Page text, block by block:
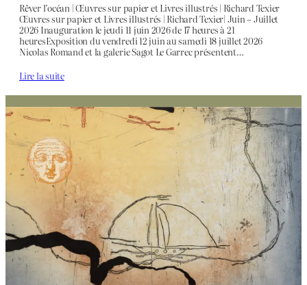
Rêver l’océan | Œuvres sur papier et Livres illustrés | Richard Texier
Œuvres sur papier et Livres illustrés | Richard Texier| Juin – Juillet
2026 Inauguration le jeudi 11 juin 2026 de 17 heures à 21
heuresExposition du vendredi 12 juin au samedi 18 juillet 2026
Nicolas Romand et la galerie Sagot Le Garrec présentent…
Lire la suite